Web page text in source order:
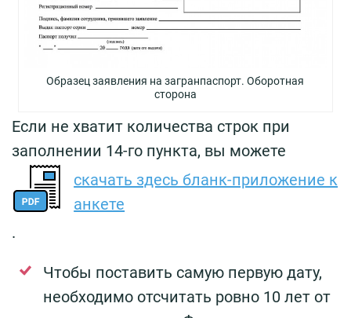
Образец заявления на загранпаспорт. Оборотная
сторона
Если не хватит количества строк при
заполнении 14-го пункта, вы можете
скачать здесь бланк-приложение к
анкете
.
Чтобы поставить самую первую дату,
необходимо отсчитать ровно 10 лет от